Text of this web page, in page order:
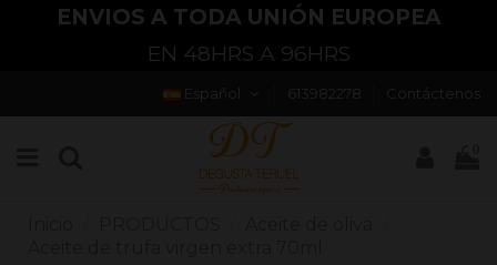
ENVIOS A TODA UNIÓN EUROPEA
EN 48HRS A 96HRS
Español 613982278 Contáctenos